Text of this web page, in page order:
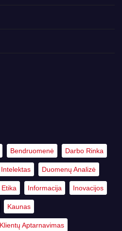
Bendruomenė Darbo Rinka
Duomenų Analizė
Etika Informacija Inovacijos
Kaunas
Klientų Aptarnavimas